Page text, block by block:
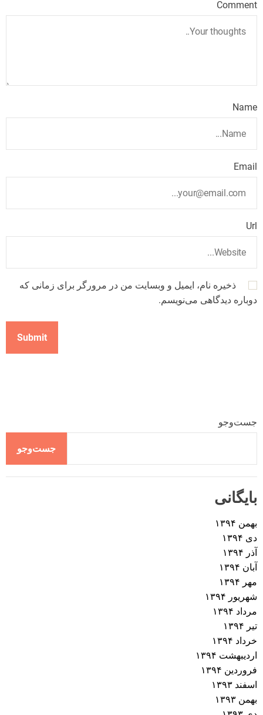
Comment
Name
Email
Url
ذخیره نام، ایمیل و وبسایت من در مرورگر برای زمانی که
دوباره دیدگاهی می‌نویسم.
جست‌وجو
جست‌وجو
بایگانی
بهمن ۱۳۹۴
دی ۱۳۹۴
آذر ۱۳۹۴
آبان ۱۳۹۴
مهر ۱۳۹۴
شهریور ۱۳۹۴
مرداد ۱۳۹۴
تیر ۱۳۹۴
خرداد ۱۳۹۴
اردیبهشت ۱۳۹۴
فروردین ۱۳۹۴
اسفند ۱۳۹۳
بهمن ۱۳۹۳